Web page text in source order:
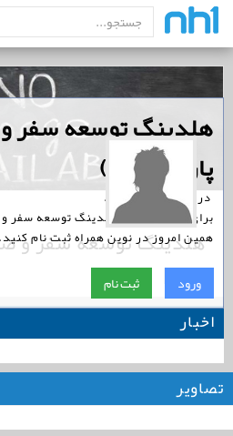
‏هلدینگ توسعه سفر
پارسیان (2)
‏ در نوین همراه است.
همین امروز در نوین همراه ثبت نام کنید.
ورود ثبت نام
هلدینگ توسعه سفر و
|
اخبار
تصاویر